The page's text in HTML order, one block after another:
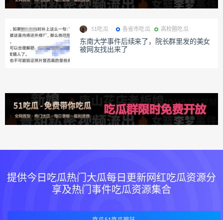
51吃瓜 各省市吃瓜 高校圈吃瓜
东南大学事件后续来了，院长群里发的美女
被网友找出来了
提供今日吃瓜热门大瓜每日更新网红吃瓜资源分
享及热门事件吃瓜资源集合